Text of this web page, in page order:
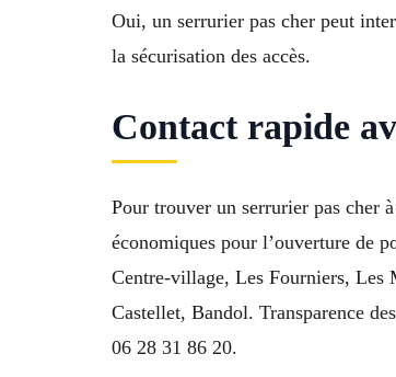
Oui, un serrurier pas cher peut
la sécurisation des accès.
Contact rapide
Pour trouver un serrurier pas cher
économiques pour l’ouverture de
Centre-village, Les Fourniers, Les
Castellet, Bandol. Transparence
06 28 31 86 20.